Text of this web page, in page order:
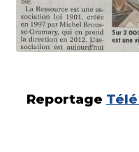
Reportage Télé